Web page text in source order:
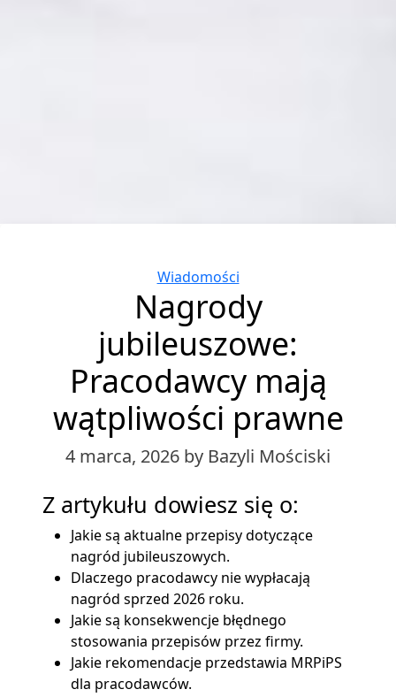
Categories
Wiadomości
Nagrody
jubileuszowe:
Pracodawcy mają
wątpliwości prawne
4 marca, 2026 by Bazyli Mościski
Z artykułu dowiesz się o:
Jakie są aktualne przepisy dotyczące
nagród jubileuszowych.
Dlaczego pracodawcy nie wypłacają
nagród sprzed 2026 roku.
Jakie są konsekwencje błędnego
stosowania przepisów przez firmy.
Jakie rekomendacje przedstawia MRPiPS
dla pracodawców.